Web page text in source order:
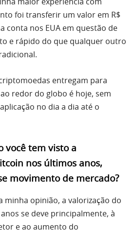
foi transferir um valor em R$
conta nos EUA em questão de
e rápido do que qualquer outro
entregam para
redor do globo é hoje, sem
no dia a dia até o
você tem visto a
nos últimos anos,
movimento de mercado?
minha opinião, a valorização do
se deve principalmente, à
e ao aumento do